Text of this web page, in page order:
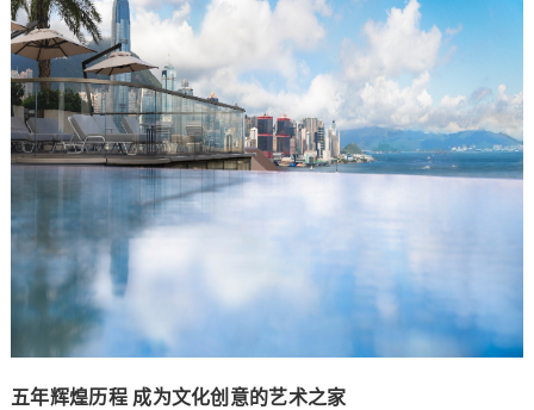
五年辉煌历程 成为文化创意的艺术之家